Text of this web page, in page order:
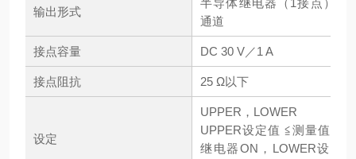
输出形式
半导体继电器（1接点）2
通道
接点容量 DC 30 V／1 A
接点阻抗 25 Ω以下
设定
UPPER，LOWER
UPPER设定值 ≦测量值时
继电器ON，LOWER设定